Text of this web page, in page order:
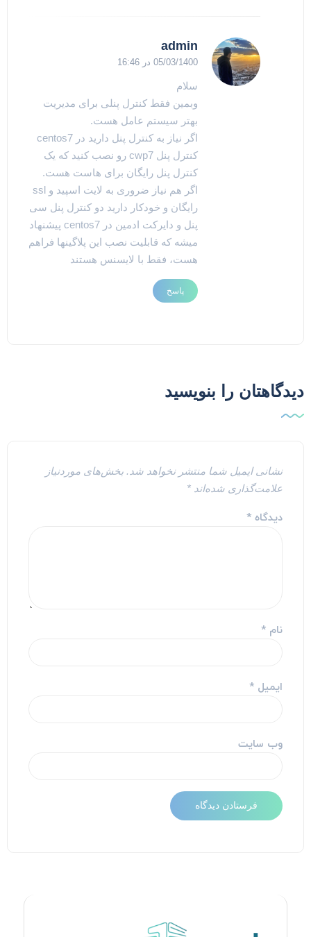
admin
05/03/1400 در 16:46
سلام
وبمین فقط کنترل پنلی برای مدیریت
بهتر سیستم عامل هست.
اگر نیاز به کنترل پنل دارید در centos7
کنترل پنل cwp7 رو نصب کنید که یک
کنترل پنل رایگان برای هاست هست.
اگر هم نیاز ضروری به لایت اسپید و ssl
رایگان و خودکار دارید دو کنترل پنل سی
پنل و دایرکت ادمین در centos7 پیشنهاد
میشه که قابلیت نصب این پلاگینها فراهم
هست، فقط با لایسنس هستند
پاسخ
را بنویسید
نشانی ایمیل شما منتشر نخواهد شد. بخش‌های موردنیاز
علامت‌گذاری شده‌اند*
دیدگاه*
نام*
ایمیل*
وب‌ سایت